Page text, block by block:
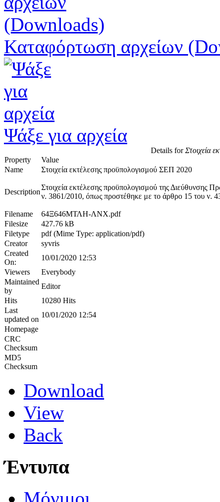
Καταφόρτωση αρχείων
Ψάξε για αρχεία
Details forΣτοιχεία
Property
Value
Name
Στοιχεία εκτέλεσης προϋπολογισμού ΣΕΠ 2020
Description
Στοιχεία εκτέλεσης προϋπολογισμού της Διεύθυνσης
ν. 3861/2010, όπως προστέθηκε με το άρθρο 15 του ν.
Filename
64Ξ646ΜΤΛΗ-ΛΝΧ.pdf
Filesize
427.76 kB
Filetype
pdf (Mime Type: application/pdf)
Creator
syvris
Created
On:
10/01/2020 12:53
Viewers
Everybody
Maintained
by
Editor
Hits
10280 Hits
Last
updated on
10/01/2020 12:54
Homepage
CRC
Checksum
MD5
Checksum
Download
View
Back
Έντυπα